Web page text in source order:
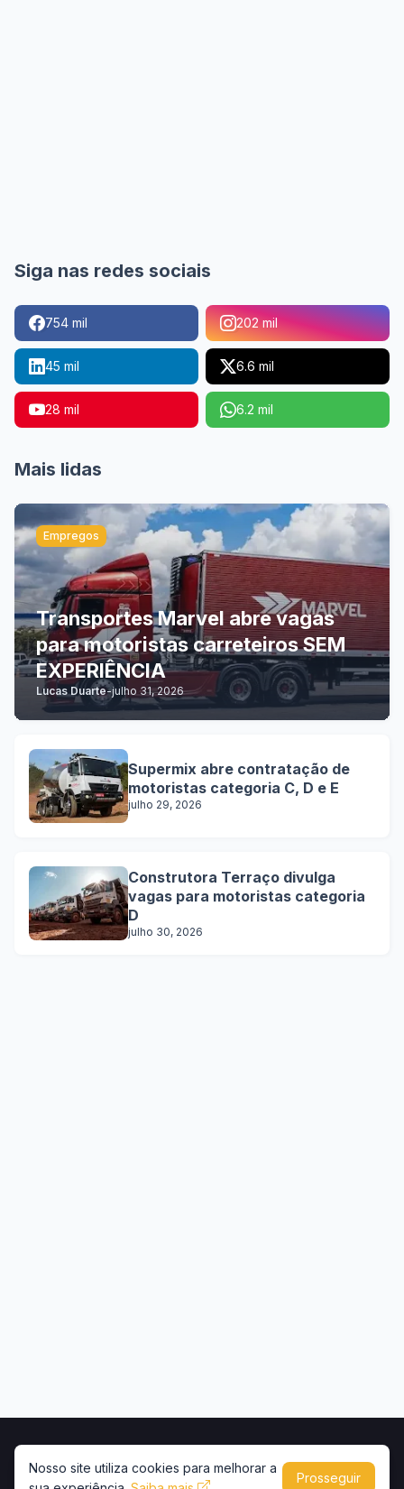
Siga nas redes sociais
754 mil 202 mil
45 mil 6.6 mil
28 mil 6.2 mil
Mais lidas
Empregos
Transportes Marvel abre vagas
para motoristas carreteiros SEM
EXPERIÊNCIA
Lucas Duarte-julho 31, 2026
Supermix abre contratação de
motoristas categoria C, D e E
julho 29, 2026
Construtora Terraço divulga
vagas para motoristas categoria
D
julho 30, 2026
Nosso site utiliza cookies para melhorar a
Prosseguir